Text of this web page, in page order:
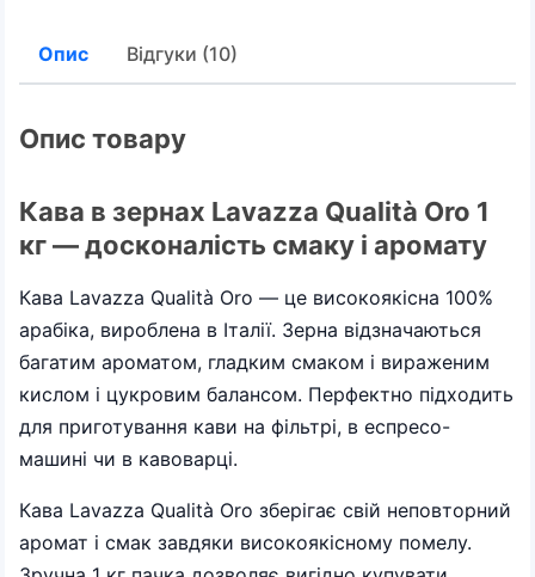
Опис Відгуки (10)
Опис товару
Кава в зернах Lavazza Qualità Oro 1
кг — досконалість смаку і аромату
Кава Lavazza Qualità Oro — це високоякісна 100%
арабіка, вироблена в Італії. Зерна відзначаються
багатим ароматом, гладким смаком і вираженим
кислом і цукровим балансом. Перфектно підходить
для приготування кави на фільтрі, в еспресо-
машині чи в кавоварці.
Кава Lavazza Qualità Oro зберігає свій неповторний
аромат і смак завдяки високоякісному помелу.